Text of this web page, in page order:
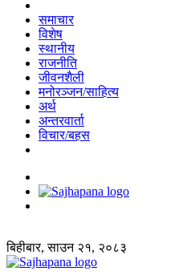
समाचार
विशेष
स्थानीय
राजनीति
जीवनशैली
मनोरञ्जन/साहित्य
अर्थ
अन्तरवार्ता
विचार/बहस
बिहीबार, साउन २१, २०८३